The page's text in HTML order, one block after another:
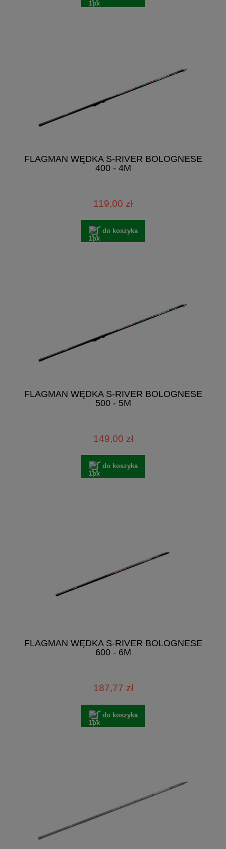
FLAGMAN WĘDKA S-RIVER BOLOGNESE
400 - 4M
119,00 zł
do koszyka
FLAGMAN WĘDKA S-RIVER BOLOGNESE
500 - 5M
149,00 zł
do koszyka
FLAGMAN WĘDKA S-RIVER BOLOGNESE
600 - 6M
187,77 zł
do koszyka